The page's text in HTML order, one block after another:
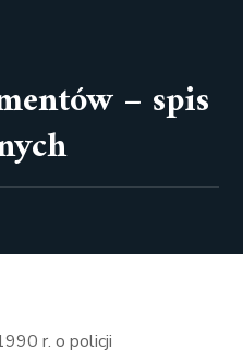
– spis
r. o policji